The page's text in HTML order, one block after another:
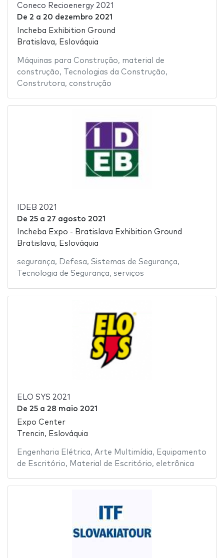
Coneco Recioenergy 2021
De 2 a 20 dezembro 2021
Incheba Exhibition Ground
Bratislava, Eslováquia
Máquinas para Construção, material de
construção, Tecnologias da Construção,
Construtora, construção
IDEB 2021
De 25a 27 agosto 2021
Incheba Expo - Bratislava Exhibition Ground
Bratislava, Eslováquia
segurança, Defesa, Sistemas de Segurança,
Tecnologia de Segurança, serviços
ELO SYS 2021
De 25a 28 maio 2021
Expo Center
Trencin, Eslováquia
Engenharia Elétrica, Arte Multimídia, Equipamento
de Escritório, Material de Escritório, eletrônica